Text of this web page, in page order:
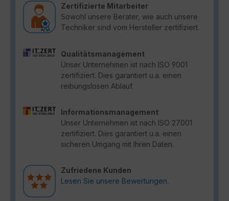
Zertifizierte Mitarbeiter
Sowohl unsere Berater, wie auch unsere
Techniker sind vom Hersteller zertifiziert.
Qualitätsmanagement
Unser Unternehmen ist nach ISO 9001
zertifiziert. Dies garantiert u.a. einen
reibungslosen Ablauf.
Informationsmanagement
Unser Unternehmen ist nach ISO 27001
zertifiziert. Dies garantiert u.a. einen
sicheren Umgang mit Ihren Daten.
Zufriedene Kunden
Lesen Sie unsere Bewertungen.